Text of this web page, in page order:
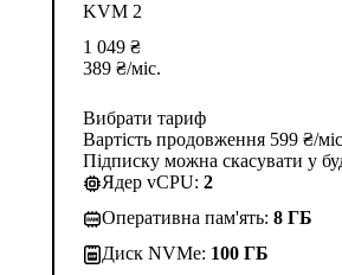
KVM 2
1 049 ₴
389 ₴/міс.
Вибрати тариф
Вартість продовження 599 ₴/
Підписку можна скасувати у
Ядер vCPU: 2
Оперативна пам'ять: 8 ГБ
Диск NVMe: 100 ГБ